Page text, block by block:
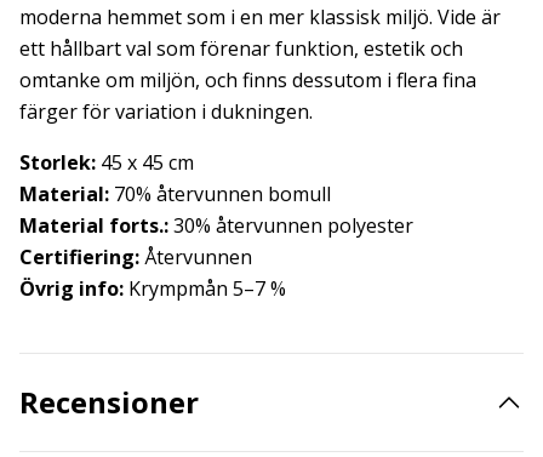
moderna hemmet som i en mer klassisk miljö. Vide är
ett hållbart val som förenar funktion, estetik och
omtanke om miljön, och finns dessutom i flera fina
färger för variation i dukningen.
Storlek: 45 x 45 cm
Material: 70% återvunnen bomull
Material forts.:30% återvunnen polyester
Certifiering:Återvunnen
Övrig info: Krympmån 5–7 %
Recensioner